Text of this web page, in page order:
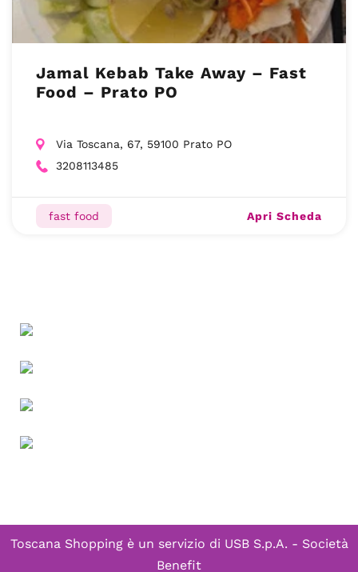
Jamal Kebab Take Away – Fast
Food – Prato PO
Via Toscana, 67, 59100 Prato PO
3208113485
fast food Apri Scheda
Toscana Shopping è un servizio di USB S.p.A. - Società
Benefit